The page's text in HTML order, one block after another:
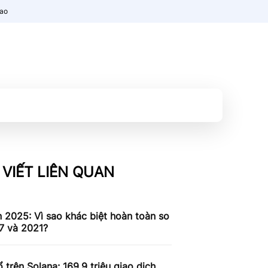
LIÊN QUAN
2025: Vì sao khác biệt hoàn toàn so
và 2021?